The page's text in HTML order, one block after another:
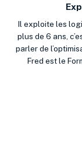
Il exploite les
plus de 6 ans,
parler de
Fred est le